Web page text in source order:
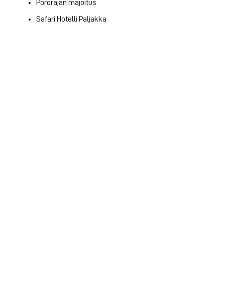
Pororajan majoitus
Safari Hotelli Paljakka